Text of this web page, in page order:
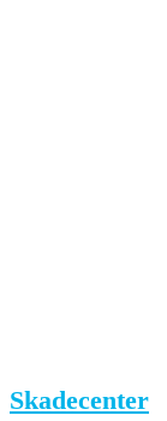
Skadecenter